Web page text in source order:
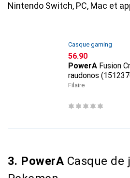
Nintendo Switch, PC, Mac et
Casque gaming
CHF
56.90
PowerA Fusion
raudonos
Filaire
3. PowerA Casque de